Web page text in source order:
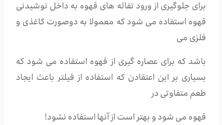
برای جلوگیری از ورود تفاله های قهوه به داخل نوشیدنی
قهوه استفاده می شود که معمولا به دوصورت کاغذی و
فلزی می
باشد که برای عصاره گیری از قهوه استفاده می شود که
بسیاری بر این اعتقادن که استفاده از فیلتر باعث ایجاد
طعم متفاوتی در
قهوه می شود و بهتر است از آنها استفاده نشود!